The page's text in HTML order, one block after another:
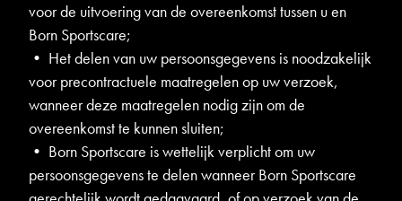
voor de uitvoering van de overeenkomst tussen u en
Born Sportscare;
• Het delen van uw persoonsgegevens is noodzakelijk
voor precontractuele maatregelen op uw verzoek,
wanneer deze maatregelen nodig zijn om de
overeenkomst te kunnen sluiten;
• Born Sportscare is wettelijk verplicht om uw
persoonsgegevens te delen wanneer Born Sportscare